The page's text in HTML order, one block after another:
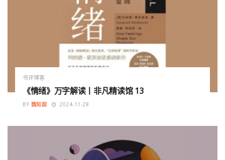
书评博客
《情绪》万字解读丨非凡精读馆 13
BY 魏知超 2024-11-28